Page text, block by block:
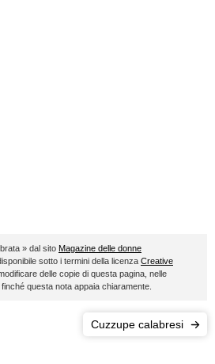
» dal sito Magazine delle donne
sotto i termini della licenza Creative
delle copie di questa pagina, nelle
questa nota appaia chiaramente.
Cuzzupe calabresi